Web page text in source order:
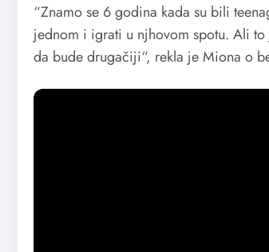
“Znamo se 6 godina kada su bili
jednom i igrati u njhovom spotu. Ali
da bude drugačiji“, rekla je Miona o